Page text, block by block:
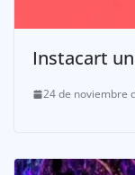
Instacart
24 de noviembre